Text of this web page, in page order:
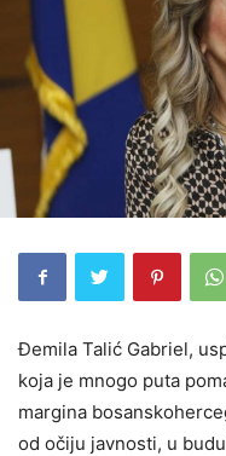
Đemila Talić Gabriel,
koja je mnogo puta
margina
od očiju javnosti, u